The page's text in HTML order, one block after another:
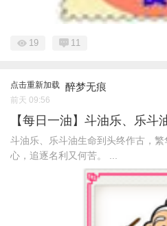
19 11
点击重新加载 醉梦无痕
前天 09:56
【每日一油】斗油乐、乐斗
斗油乐、乐斗油生命到头终作古，
心，追逐名利又何苦。 ...